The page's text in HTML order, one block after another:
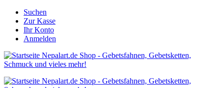
Suchen
Zur Kasse
Ihr Konto
Anmelden